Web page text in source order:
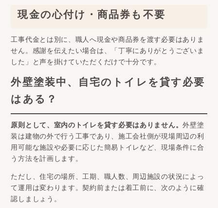
現金の心付け・商品券も不要
工事代金とは別に、職人へ現金や商品券を渡す必要はありま
せん。感謝を伝えたい場合は、「丁寧にありがとうございま
した」と声を掛けていただくだけで十分です。
外壁塗装中、自宅のトイレを貸す必要
はある？
原則として、室内のトイレを貸す必要はありません。外壁塗
装は建物の外で行う工事であり、施工会社側が現場周辺の利
用可能な施設や必要に応じた簡易トイレなど、現場条件に合
う方法を計画します。
ただし、住宅の場所、工期、職人数、周辺施設の状況によっ
て運用は変わります。契約前または着工前に、次のように確
認しましょう。